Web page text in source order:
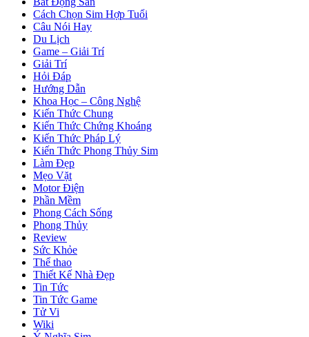
Cách Chọn Sim Hợp Tuổi
Câu Nói Hay
Du Lịch
Game – Giải Trí
Giải Trí
Hỏi Đáp
Hướng Dẫn
Khoa Học – Công Nghệ
Kiến Thức Chung
Kiến Thức Chứng Khoáng
Kiến Thức Pháp Lý
Kiến Thức Phong Thủy Sim
Làm Đẹp
Mẹo Vặt
Motor Điện
Phần Mềm
Phong Cách Sống
Phong Thủy
Review
Sức Khỏe
Thể thao
Thiết Kế Nhà Đẹp
Tin Tức
Tin Tức Game
Tử Vi
Wiki